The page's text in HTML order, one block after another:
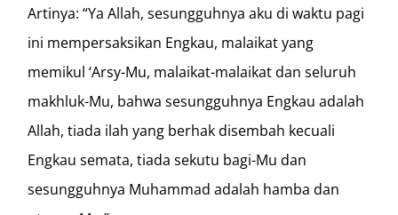
Artinya: “Ya Allah, sesungguhnya aku di waktu pagi
ini mempersaksikan Engkau, malaikat yang
memikul ‘Arsy-Mu, malaikat-malaikat dan seluruh
makhluk-Mu, bahwa sesungguhnya Engkau adalah
Allah, tiada ilah yang berhak disembah kecuali
Engkau semata, tiada sekutu bagi-Mu dan
sesungguhnya Muhammad adalah hamba dan